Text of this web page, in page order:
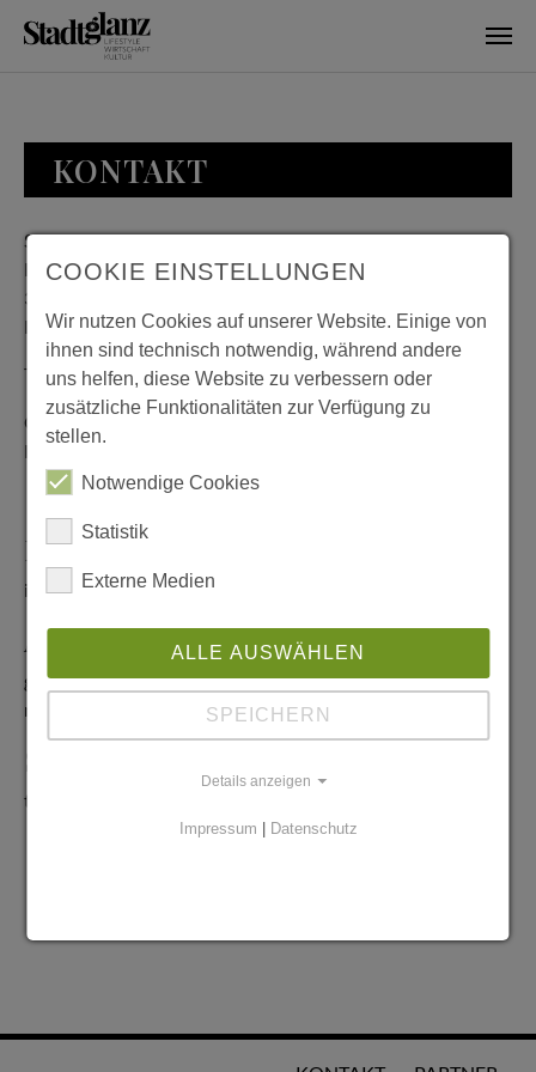
KONTAKT
Stadtglanz / mediaworld GmbH
Bankplatz 8
38100 Braunschweig
Deutschland
Telefon: 0531 482010-20
Geschäftszeiten: Montag bis Donnerstag 08:00 bis 18:00;
Freitag 08:00 bis 15:00
Redaktionelle Anfragen
info@stadtglanz.de
Anzeigen-Service
graen@mediaworldgmbh.deoder
meyer@mediaworldgmbh.de
tipps@stadtglanz.de
COOKIE EINSTELLUNGEN
Wir nutzen Cookies auf unserer Website. Einige von
ihnen sind technisch notwendig, während andere
uns helfen, diese Website zu verbessern oder
zusätzliche Funktionalitäten zur Verfügung zu
stellen.
Notwendige Cookies
Statistik
Externe Medien
ALLE AUSWÄHLEN
SPEICHERN
Details anzeigen
Impressum | Datenschutz